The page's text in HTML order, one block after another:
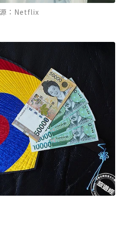
源：Netflix